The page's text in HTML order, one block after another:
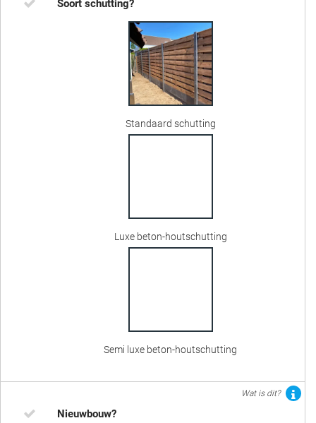
Soort schutting?
Standaard schutting
Luxe beton-houtschutting
Semi luxe beton-houtschutting
Wat is dit?
Nieuwbouw?